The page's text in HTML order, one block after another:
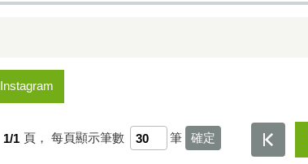
Instagram
1/1 頁， 每頁顯示筆數 筆